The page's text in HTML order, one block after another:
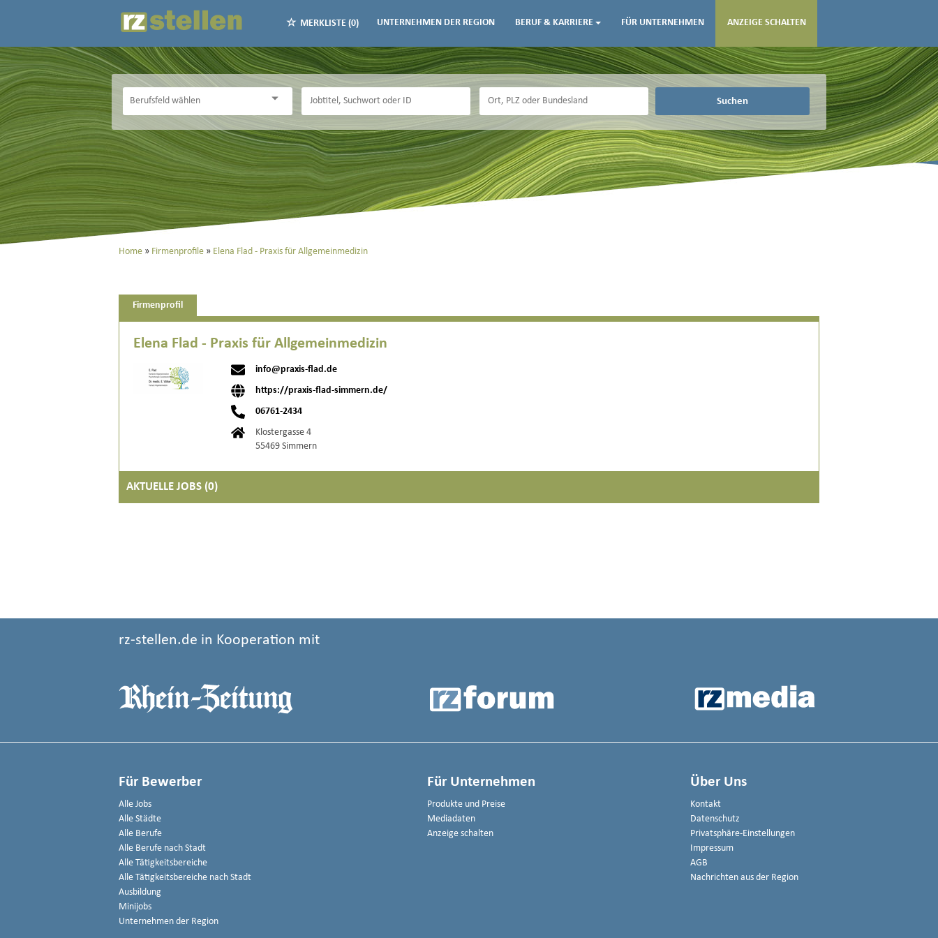
MERKLISTE (0) UNTERNEHMEN DER REGION BERUF & KARRIERE FÜR UNTERNEHMEN ANZEIGE SCHALTEN
Suchen
Home Firmenprofile Elena Flad - Praxis für Allgemeinmedizin
Firmenprofil
Elena Flad - Praxis für Allgemeinmedizin
info@praxis-flad.de
https://praxis-flad-simmern.de/
06761-2434
Klostergasse 4
55469 Simmern
AKTUELLE JOBS (0)
rz-stellen.de in Kooperation mit
Für Bewerber
Alle Jobs
Alle Städte
Alle Berufe
Alle Berufe nach Stadt
Alle Tätigkeitsbereiche
Alle Tätigkeitsbereiche nach Stadt
Ausbildung
Minijobs
Unternehmen der Region
Für Unternehmen
Produkte und Preise
Mediadaten
Anzeige schalten
Über Uns
Kontakt
Datenschutz
Privatsphäre-Einstellungen
Impressum
AGB
Nachrichten aus der Region